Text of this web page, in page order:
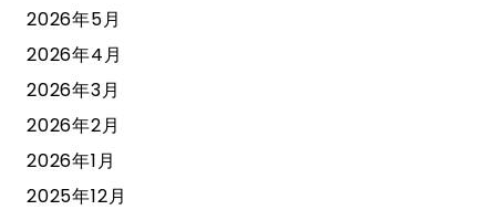
2026年5月
2026年4月
2026年3月
2026年2月
2026年1月
2025年12月